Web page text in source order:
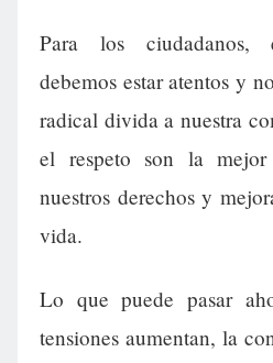
Para los ciudadanos,
debemos estar atentos y
radical divida a nuestra
el respeto son la
nuestros derechos y
vida.
Lo que puede pasar
tensiones aumentan, la